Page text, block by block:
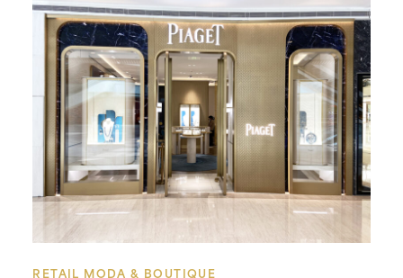
RETAIL MODA & BOUTIQUE